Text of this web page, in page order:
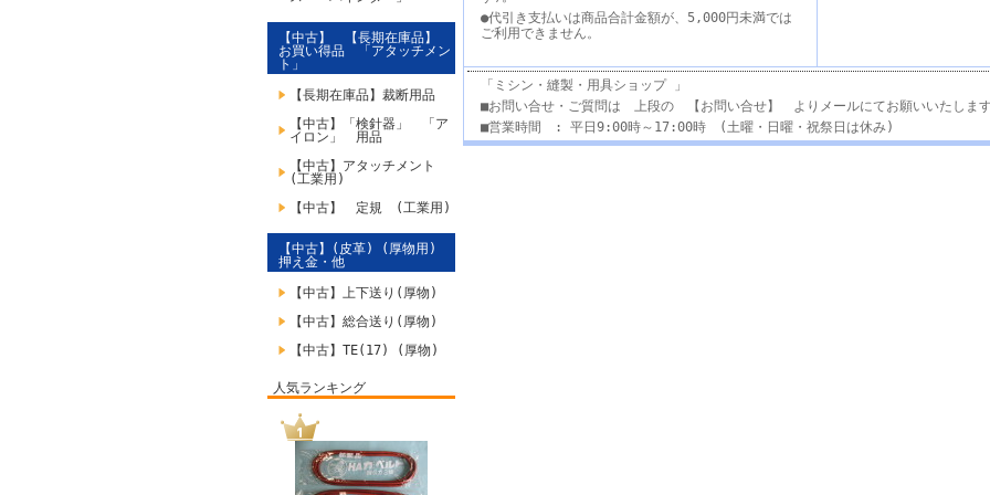
【中古】 【長期在庫品】
お買い得品 「アタッチメン
ト」
【長期在庫品】裁断用品
【中古】「検針器」 「ア
イロン」 用品
【中古】アタッチメント
(工業用)
【中古】 定規 (工業用)
【中古】(皮革) (厚物用)
押え金・他
【中古】上下送り(厚物)
【中古】総合送り(厚物)
【中古】TE(17) (厚物)
人気ランキング
●代引き支払いは商品合計金額が、5,000円未満では
ご利用できません。
「ミシン・縫製・用具ショップ 」
■お問い合せ・ご質問は 上段の 【お問い合せ】 よりメールにてお願いいたしま
■営業時間 : 平日9:00時～17:00時 (土曜・日曜・祝祭日は休み)